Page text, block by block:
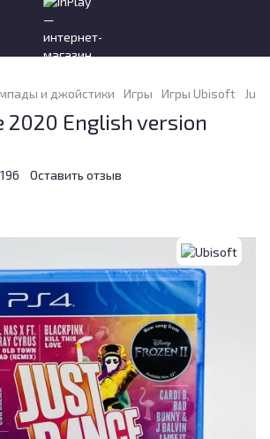
и джойстики Игры Игры Ubisoft
2020 English version
Оставить отзыв